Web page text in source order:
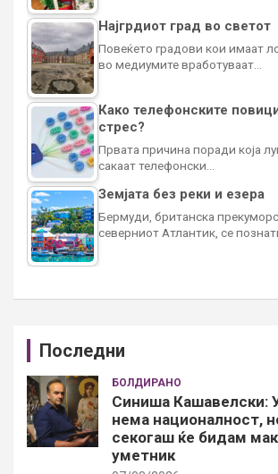
Најгрдиот град во светот
Повеќето градови кои имаат
во медиумите вработуваат…
Како телефонските
стрес?
Првата причина поради која
сакаат телефонски…
Земјата без реки и езера
Бермуди, британска
северниот Атлантик, се
Последни
БОЛДИРАНО
Синиша Кашавелски:
нема националност,
секогаш ќе бидам
уметник